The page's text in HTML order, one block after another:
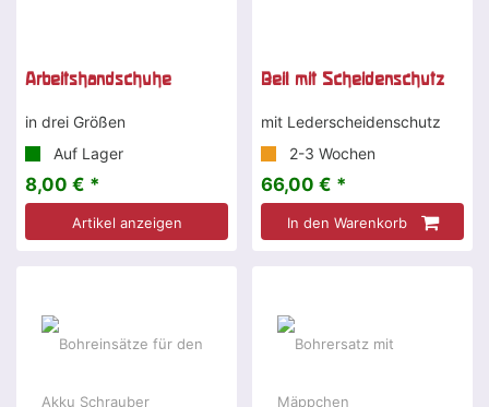
Arbeitshandschuhe
in drei Größen
Auf Lager
8,00 € *
Artikel anzeigen
Beil mit Scheidenschutz
mit Lederscheidenschutz
2-3 Wochen
66,00 € *
In den Warenkorb